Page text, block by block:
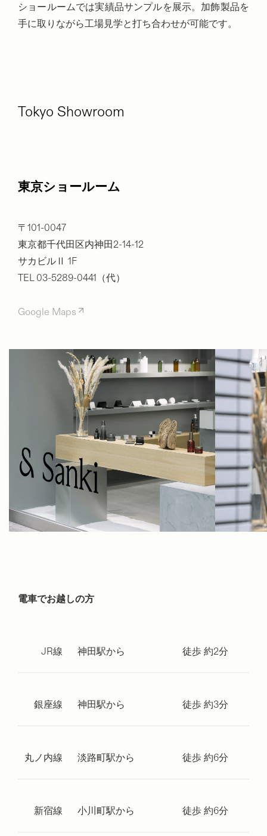
ショールームでは実績品サンプルを展示。加飾製品を
手に取りながら工場見学と打ち合わせが可能です。
Tokyo Showroom
東京ショールーム
〒101-0047
東京都千代田区内神田2-14-12
サカビルⅡ 1F
TEL 03-5289-0441（代）
Google Maps
電車でお越しの方
JR線 神田駅から 徒歩 約2分
銀座線 神田駅から 徒歩 約3分
丸ノ内線 淡路町駅から 徒歩 約6分
新宿線 小川町駅から 徒歩 約6分